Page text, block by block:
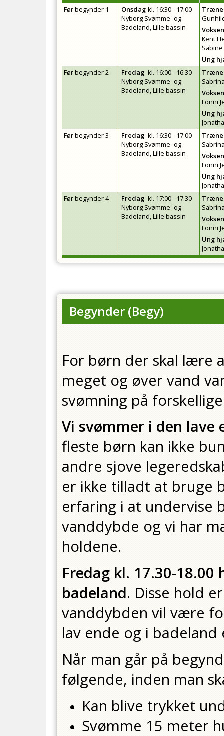
Før begynder 1
Onsdag kl. 16:30 - 17:00
Nyborg Svømme- og
Badeland, Lille bassin
Kent
Ung
Før begynder 2
Fredag kl. 16:00 - 16:30
Nyborg Svømme- og
Badeland, Lille bassin
Lonni
Ung
Før begynder 3
Fredag kl. 16:30 - 17:00
Nyborg Svømme- og
Badeland, Lille bassin
Lonni
Ung
Før begynder 4
Fredag kl. 17:00 - 17:30
Nyborg Svømme- og
Badeland, Lille bassin
Lonni
Ung
Begynder (Begy)
For børn der skal lære
meget og øver vand
svømning på
Vi svømmer i den lave
fleste børn kan ikke
andre sjove
er ikke tilladt at bruge
erfaring i at undervise
vanddybde og vi har
holdene.
Fredag kl. 17.30-
badeland. Disse hold
vanddybden vil være
lav ende og i
Når man går på
følgende, inden man
Kan blive trykket
Svømme 15 meter